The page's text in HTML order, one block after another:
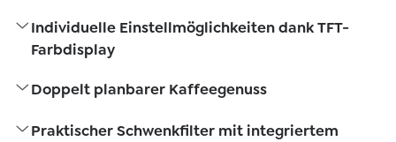
Individuelle Einstellmöglichkeiten dank TFT-
Farbdisplay
Doppelt planbarer Kaffeegenuss
Praktischer Schwenkfilter mit integriertem